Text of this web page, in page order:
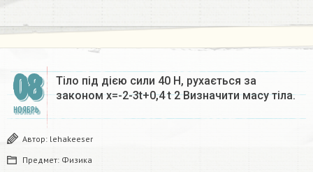
08
НОЯБРЬ
Тіло під дією сили 40 Н, рухається за
законом х=-2-3t+0,4 t 2 Визначити масу тіла.​
Автор: lehakeeser
Предмет: Физика